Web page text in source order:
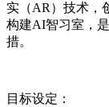
实（AR）技术，
构建AI智习室，
措。
目标设定：